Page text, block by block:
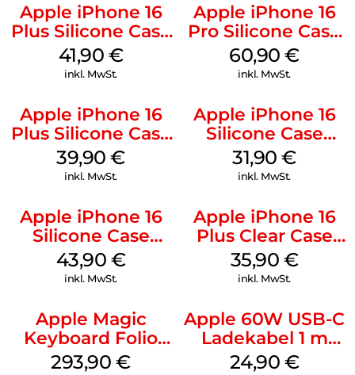
Apple iPhone 16
Plus Silicone Case
MagSafe Stone
Gray
41,90 €
inkl. MwSt.
Apple iPhone 16
Pro Silicone Case
MagSafe Stone
Gray
60,90€
inkl. MwSt.
Apple iPhone 16
Plus Silicone Case
MagSafe Plum
39,90€
inkl. MwSt.
Apple iPhone 16
Silicone Case
MagSafe Fuchsia
31,90€
inkl. MwSt.
Apple iPhone 16
Silicone Case
MagSafe Plum
43,90 €
inkl. MwSt.
Apple iPhone 16
Plus Clear Case
MagSafe
Transparent
35,90 €
inkl. MwSt.
Apple Magic
Keyboard Folio
iPad 10.9″ (10.Gen.)
293,90€
Apple 60W USB-C
Ladekabel 1 m
Weiß
24,90 €